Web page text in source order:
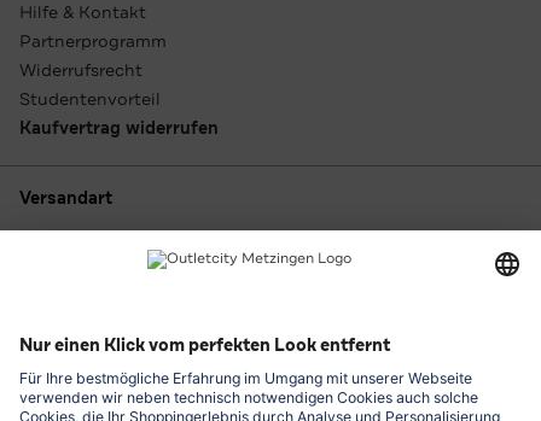
Hilfe & Kontakt
Partnerprogramm
Widerrufsrecht
Studentenvorteil
Kaufvertrag widerrufen
Versandart